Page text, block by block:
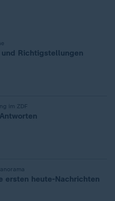
Richtigstellungen
im ZDF
ersten heute-Nachrichten